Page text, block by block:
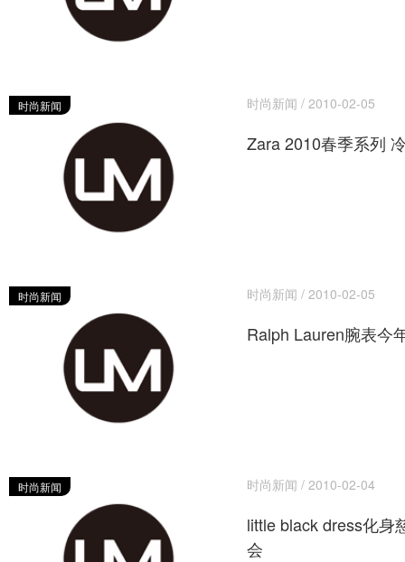
时尚新闻 时尚新闻 / 2010-02-05
Zara 2010春季系列
时尚新闻 时尚新闻 / 2010-02-05
Ralph Lauren腕表今
时尚新闻 时尚新闻 / 2010-02-04
little black dress化身
会